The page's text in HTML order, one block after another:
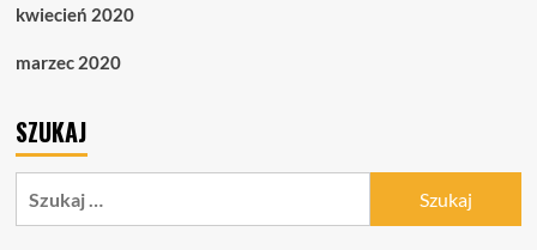
kwiecień 2020
marzec 2020
SZUKAJ